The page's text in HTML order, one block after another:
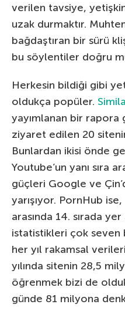
verilen tavsiye,
uzak durmaktır.
bağdaştıran bir sürü
bu söylentiler doğru
Herkesin bildiği gibi
oldukça popüler.
yayımlanan bir
ziyaret edilen 20
Bunlardan ikisi önde
Youtube’un yanı sıra
güçleri Google ve
yarışıyor. PornHub
arasında 14. sırada
istatistikleri çok seven
her yıl rakamsal
yılında sitenin 28,5
öğrenmek bizi de
günde 81 milyona